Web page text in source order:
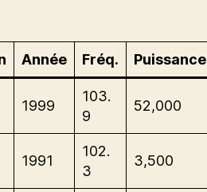
Année Fréq. Puissance
1999
103.
9
52,000
1991
102.
3
3,500